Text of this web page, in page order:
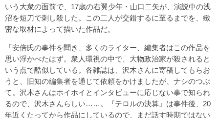
いう大衆の面前で、17歳の右翼少年・山口二矢が、演説中の浅
沼を短刀で刺し殺した。この二人が交錯するに至るまでを、緻
密な取材によって描いた作品だ。
「安倍氏の事件を聞き、多くのライター、編集者はこの作品を
思い浮かべたはず。衆人環視の中で、大物政治家が殺されると
いう点で酷似している。各雑誌は、沢木さんに寄稿してもらお
うと、旧知の編集者を通じて依頼をかけましたが、ナシのつぶ
て。沢木さんはホイホイとインタビューに応じない事で知られ
るので、沢木さんらしい……。『テロルの決算』は事件後、20
年近くたってから作品にしているので、まだ話す時期ではない